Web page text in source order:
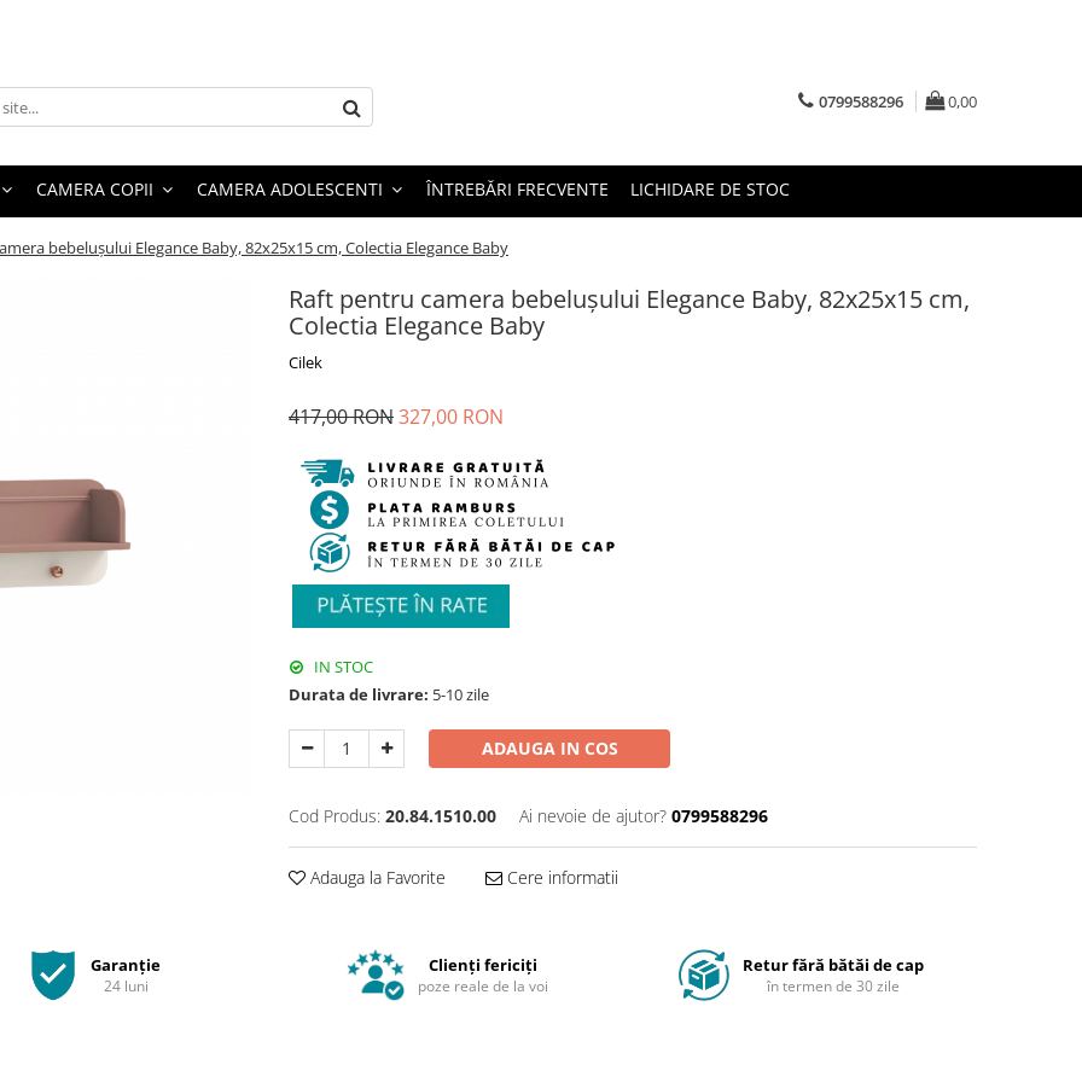
0799588296 0,00
CAMERA COPII CAMERA ADOLESCENTI ÎNTREBĂRI FRECVENTE LICHIDARE DE STOC
bebelușului Elegance Baby, 82x25x15 cm, Colectia Elegance Baby
Raft pentru camera bebelușului Elegance Baby, 82x25x15 cm,
Colectia Elegance Baby
Cilek
417,00 RON327,00 RON
IN STOC
Durata de livrare: 5-10 zile
ADAUGA IN COS
Cod Produs: 20.84.1510.00 Ai nevoie de ajutor? 0799588296
Adauga la Favorite Cere informatii
Garanție
24 luni
Clienți fericiți
poze reale de la voi
Retur fără bătăi de cap
în termen de 30 zile